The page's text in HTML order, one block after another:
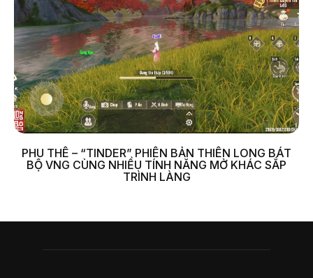
PHU THÊ – “TINDER” PHIÊN BẢN THIÊN LONG BÁT
BỘ VNG CÙNG NHIỀU TÍNH NĂNG MỞ KHÁC SẮP
TRÌNH LÀNG